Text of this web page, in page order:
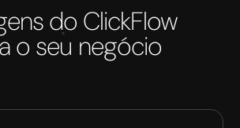
do ClickFlow
o seu negócio